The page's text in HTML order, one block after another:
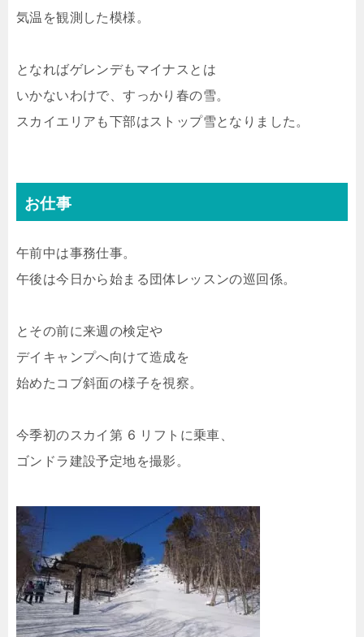
気温を観測した模様。
となればゲレンデもマイナスとは
いかないわけで、すっかり春の雪。
スカイエリアも下部はストップ雪となりました。
お仕事
午前中は事務仕事。
午後は今日から始まる団体レッスンの巡回係。
とその前に来週の検定や
デイキャンプへ向けて造成を
始めたコブ斜面の様子を視察。
今季初のスカイ第 6 リフトに乗車、
ゴンドラ建設予定地を撮影。